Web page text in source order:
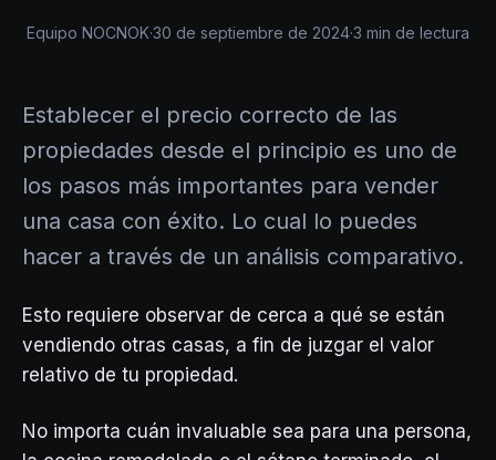
Equipo NOCNOK·30 de septiembre de 2024·3 min de lectura
Establecer el precio correcto de las
propiedades desde el principio es uno de
los pasos más importantes para vender
una casa con éxito. Lo cual lo puedes
hacer a través de un análisis comparativo.
Esto requiere observar de cerca a qué se están
vendiendo otras casas, a fin de juzgar el valor
relativo de tu propiedad.
No importa cuán invaluable sea para una persona,